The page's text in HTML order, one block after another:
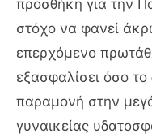
προσθήκη για την
στόχο να φανεί
επερχόμενο
εξασφαλίσει όσο
παραμονή στην
γυναικείας